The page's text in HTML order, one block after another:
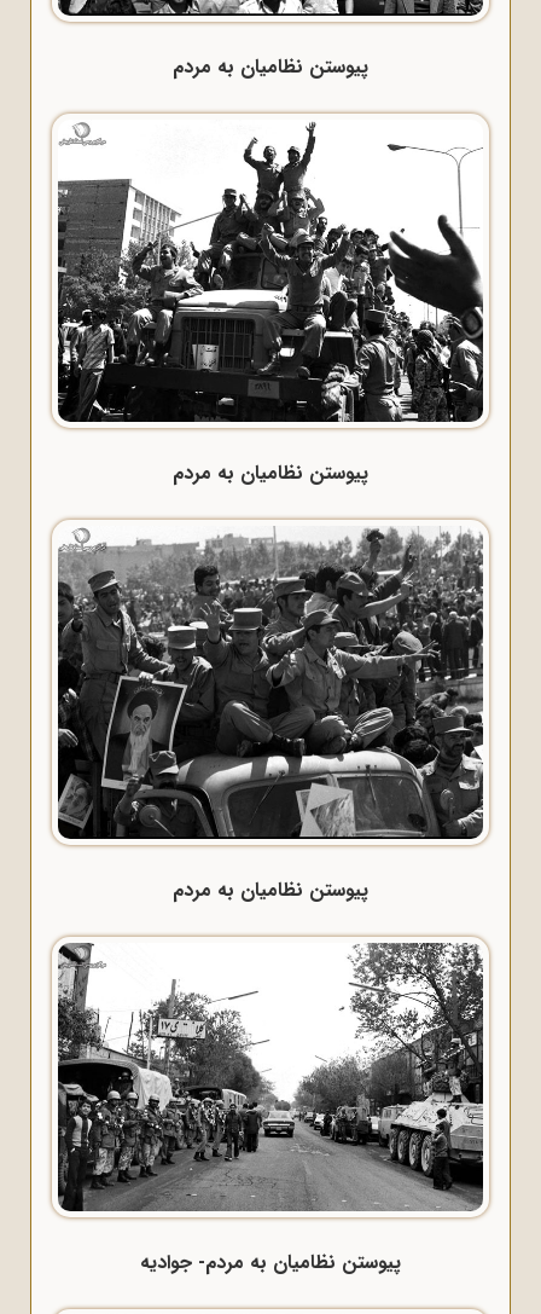
پیوستن نظامیان به مردم
پیوستن نظامیان به مردم
پیوستن نظامیان به مردم
پیوستن نظامیان به مردم- جوادیه